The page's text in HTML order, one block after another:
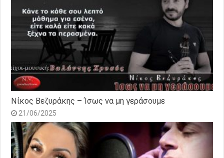
Νίκος Βεζυράκης – Ίσως να μη γεράσουμε
21/06/2025